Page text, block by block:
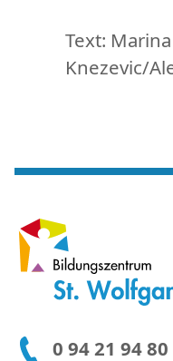
Text: Marina
Knezevic/
0 94 21 94 80